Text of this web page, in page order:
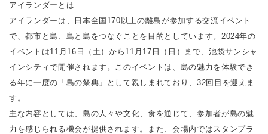
アイランダーとは
アイランダーは、日本全国170以上の離島が参加する交流イベント
で、都市と島、島と島をつなぐことを目的としています。2024年の
イベントは11月16日（土）から11月17日（日）まで、池袋サンシャ
インシティで開催されます。このイベントは、島の魅力を体験でき
る年に一度の「島の祭典」として親しまれており、32回目を迎えま
す。
主な内容としては、島の人々や文化、食を通じて、参加者が島の魅
力を感じられる機会が提供されます。また、会場内ではスタンプラ